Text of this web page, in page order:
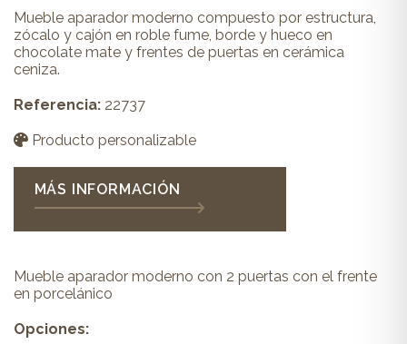
Mueble aparador moderno compuesto por estructura,
zócalo y cajón en roble fume, borde y hueco en
chocolate mate y frentes de puertas en cerámica
ceniza.
Referencia: 22737
Producto personalizable
MÁS INFORMACIÓN
Mueble aparador moderno con 2 puertas con el frente
en porcelánico
Opciones: